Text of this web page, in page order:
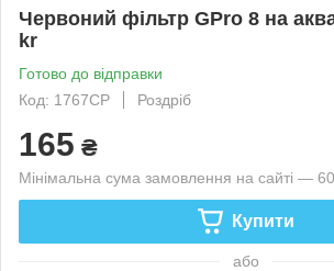
Червоний фільтр GPro 8 на
kr
Готово до відправки
Код: 1767CP
Роздріб
165 ₴
Мінімальна сума замовлення на сайті —
Купити
або